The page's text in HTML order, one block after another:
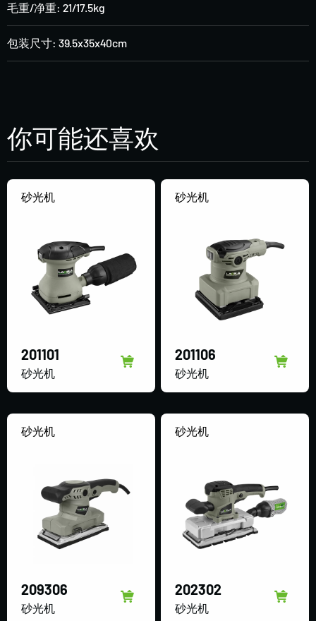
毛重/净重: 21/17.5kg
包装尺寸: 39.5x35x40cm
你可能还喜欢
砂光机
201101
砂光机
砂光机
201106
砂光机
砂光机
209306
砂光机
砂光机
202302
砂光机